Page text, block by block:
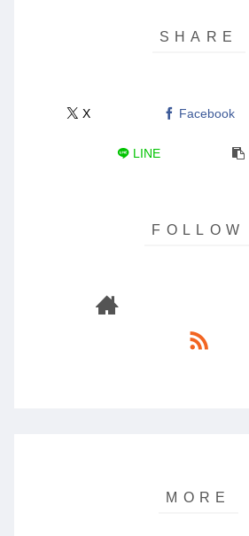
X Facebook
LINE